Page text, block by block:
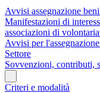
Avvisi assegnazione
Manifestazioni di
associazioni di
Avvisi per
Settore
Sovvenzioni, contributi,
Criteri e modalità